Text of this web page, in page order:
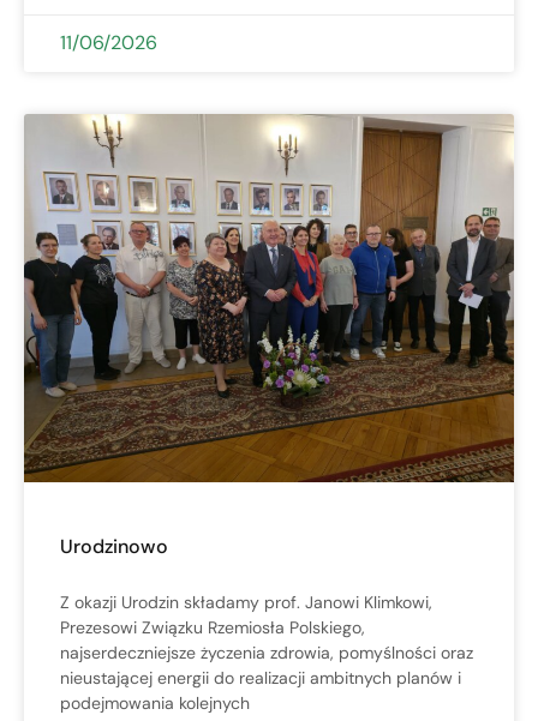
11/06/2026
Urodzinowo
Z okazji Urodzin składamy prof. Janowi Klimkowi,
Prezesowi Związku Rzemiosła Polskiego,
najserdeczniejsze życzenia zdrowia, pomyślności oraz
nieustającej energii do realizacji ambitnych planów i
podejmowania kolejnych